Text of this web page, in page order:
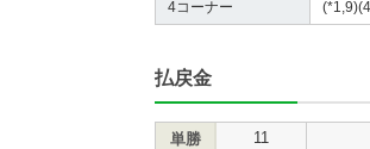
4コーナー
払戻金
単勝 11